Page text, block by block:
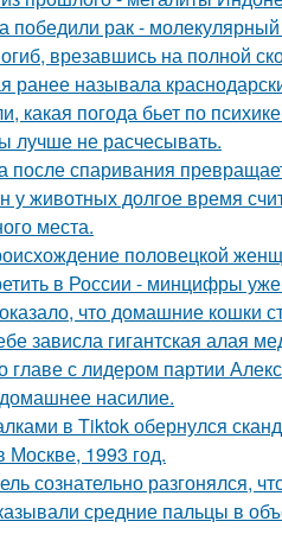
победили рак -
врезавшись на полной
ранее называла
какая погода бьет по
лучше не расчесывать.
после спаривания
у животных долгое время
места.
половецкой
в России - минцифры
что домашние кошки
зависла гигантская алая
с лидером партии
домашнее насилие.
в Tiktok обернулся
1993 год.
сознательно разгонялся,
средние пальцы в